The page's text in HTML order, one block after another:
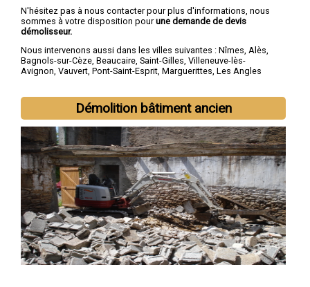
N'hésitez pas à nous contacter pour plus d'informations, nous
sommes à votre disposition pourune demande de devis
démolisseur.
Nous intervenons aussi dans les villes suivantes : Nîmes, Alès,
Bagnols-sur-Cèze, Beaucaire, Saint-Gilles, Villeneuve-lès-
Avignon, Vauvert, Pont-Saint-Esprit, Marguerittes, Les Angles
Démolition bâtiment ancien